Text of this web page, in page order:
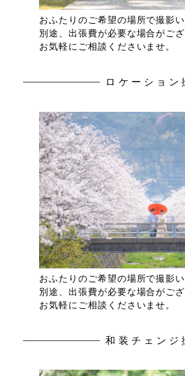
おふたりのご希望の場所で撮影い
別途、出張費が必要な場合がござ
お気軽にご相談くださいませ。
ロケーション
おふたりのご希望の場所で撮影い
別途、出張費が必要な場合がござ
お気軽にご相談くださいませ。
和装チェンジ